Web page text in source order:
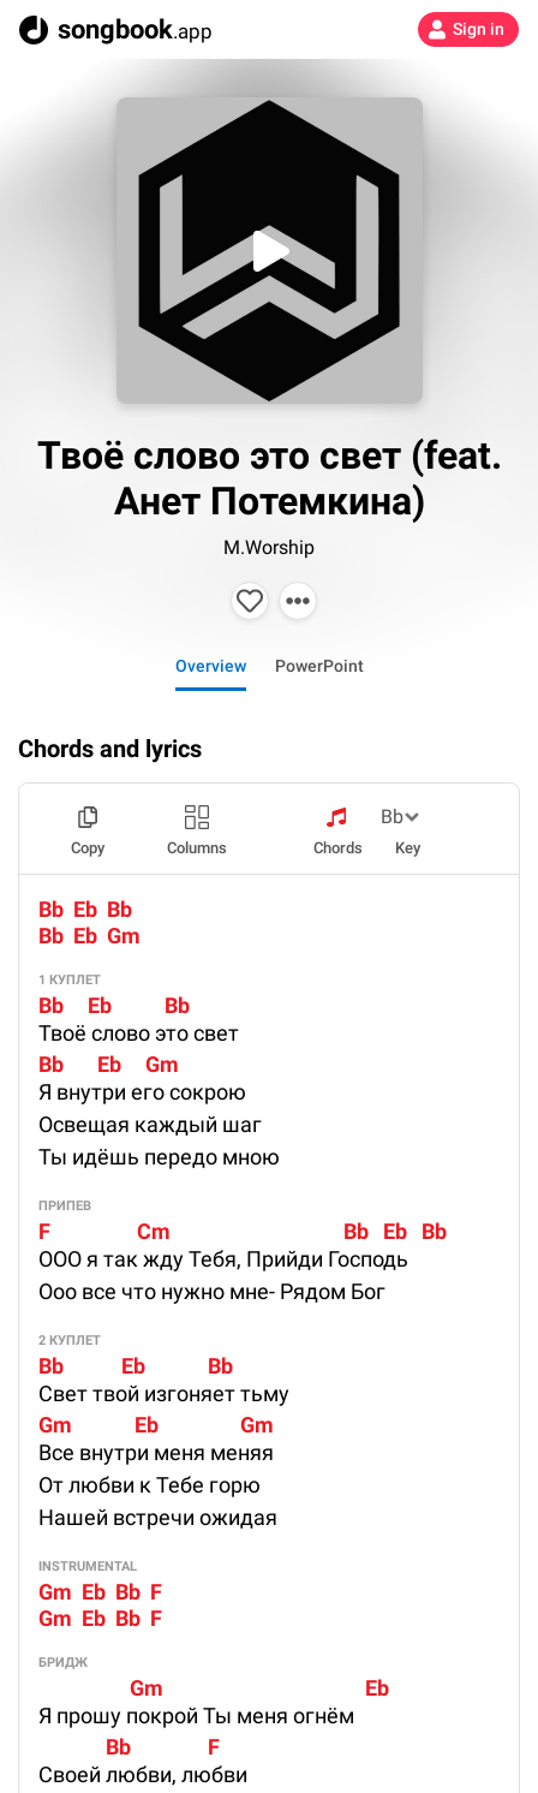
songbook.app Sign in
Твоё слово это свет (feat.
Анет Потемкина)
M.Worship
Overview PowerPoint
Chords and lyrics
Copy Columns Chords Key
Bb  Eb  Bb
Bb  Eb  Gm
1 КУПЛЕТ
Bb     Eb           Bb
Твоё слово это свет
Bb       Eb     Gm
Я внутри его сокрою
Освещая каждый шаг
Ты идёшь передо мною
ПРИПЕВ
F                  Cm                                    Bb   Eb   Bb
ООО я так жду Тебя, Прийди Господь
Ооо все что нужно мне- Рядом Бог
2 КУПЛЕТ
Bb            Eb             Bb
Свет твой изгоняет тьму
Gm             Eb                 Gm
Все внутри меня меняя
От любви к Тебе горю
Нашей встречи ожидая
INSTRUMENTAL
Gm  Eb  Bb  F
Gm  Eb  Bb  F
БРИДЖ
                   Gm                                          Eb
Я прошу покрой Ты меня огнём
              Bb                F
Своей любви, любви